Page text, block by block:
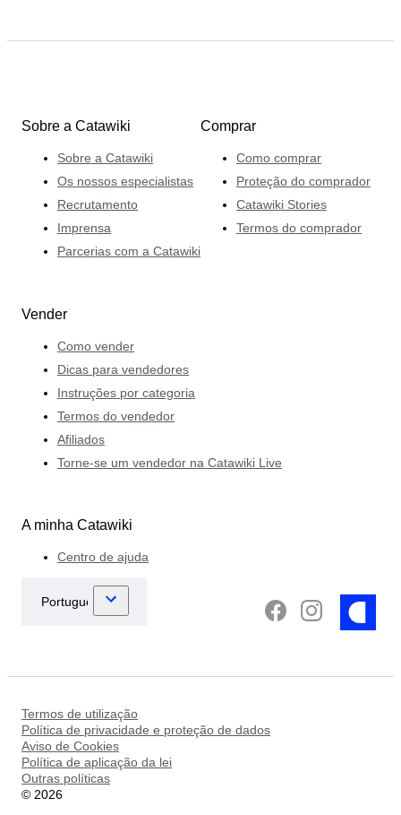
Sobre a Catawiki
Sobre a Catawiki
Os nossos especialistas
Recrutamento
Imprensa
Parcerias com a Catawiki
Comprar
Como comprar
Proteção do comprador
Catawiki Stories
Termos do comprador
Vender
Como vender
Dicas para vendedores
Instruções por categoria
Termos do vendedor
Afiliados
Torne-se um vendedor na Catawiki Live
A minha Catawiki
Centro de ajuda
Termos de utilização
Política de privacidade e proteção de dados
Aviso de Cookies
Política de aplicação da lei
Outras políticas
© 2026